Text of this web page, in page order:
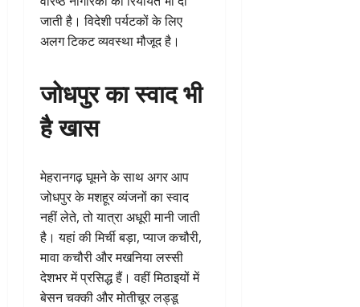
जाती है। विदेशी पर्यटकों के लिए
अलग टिकट व्यवस्था मौजूद है।
जोधपुर का स्वाद भी
है खास
मेहरानगढ़ घूमने के साथ अगर आप
जोधपुर के मशहूर व्यंजनों का स्वाद
नहीं लेते, तो यात्रा अधूरी मानी जाती
है। यहां की मिर्ची बड़ा, प्याज कचौरी,
मावा कचौरी और मखनिया लस्सी
देशभर में प्रसिद्ध हैं। वहीं मिठाइयों में
बेसन चक्की और मोतीचूर लड्डू